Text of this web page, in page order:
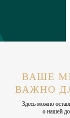
ВАШЕ
ВАЖНО
Здесь можно
о нашей